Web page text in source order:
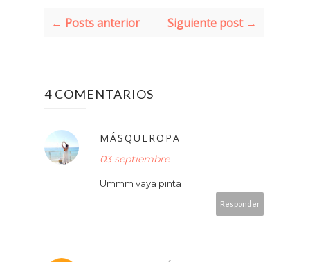
← Posts anterior Siguiente post →
4 COMENTARIOS
MÁSQUEROPA
03 septiembre
Ummm vaya pinta
Responder